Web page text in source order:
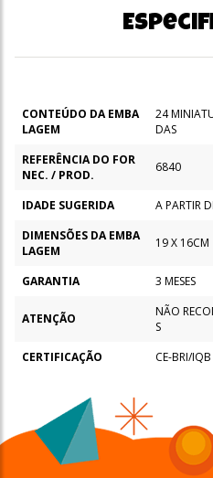
CONTEÚDO DA EMBA
LAGEM
24
DAS
REFERÊNCIA DO FOR
NEC. / PROD.
6840
IDADE SUGERIDA
A PARTIR
DIMENSÕES DA EMBA
LAGEM
19 X 16CM
GARANTIA 3 MESES
ATENÇÃO
NÃO
S
CERTIFICAÇÃO
CE-BRI/